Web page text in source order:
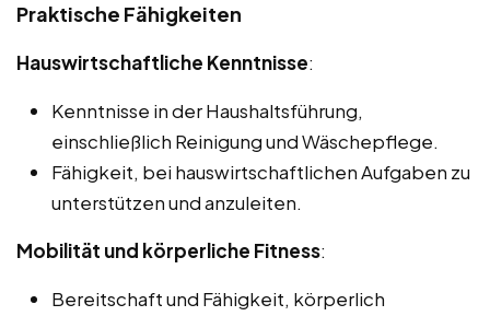
Praktische Fähigkeiten
Hauswirtschaftliche Kenntnisse:
Kenntnisse in der Haushaltsführung,
einschließlich Reinigung und Wäschepflege.
Fähigkeit, bei hauswirtschaftlichen Aufgaben zu
unterstützen und anzuleiten.
Mobilität und körperliche Fitness:
Bereitschaft und Fähigkeit, körperlich